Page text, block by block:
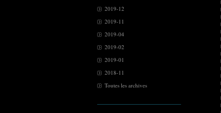
2019-12
2019-11
2019-04
2019-02
2019-01
2018-11
Toutes les archives